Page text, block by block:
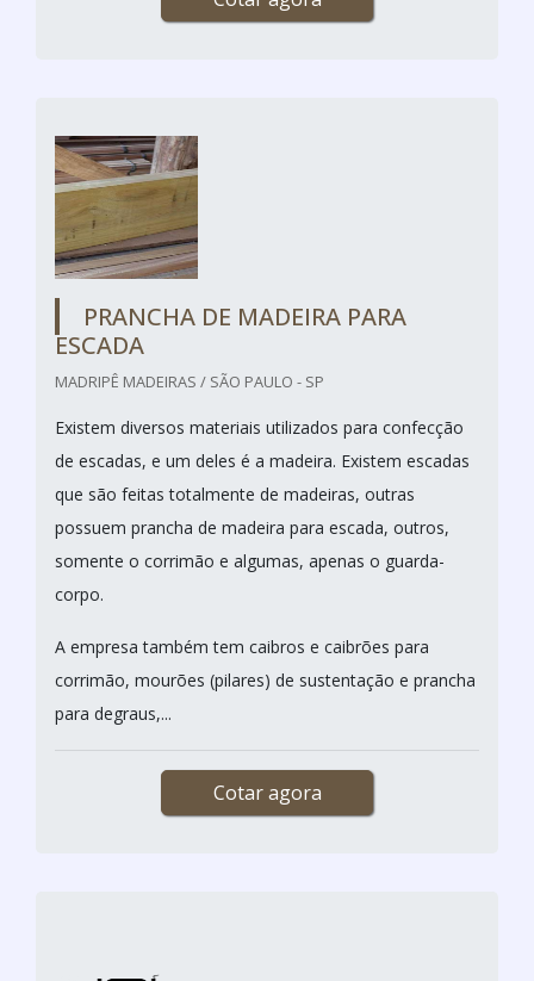
PRANCHA DE MADEIRA PARA
ESCADA
MADRIPÊ MADEIRAS / SÃO PAULO - SP
Existem diversos materiais utilizados para confecção
de escadas, e um deles é a madeira. Existem escadas
que são feitas totalmente de madeiras, outras
possuem prancha de madeira para escada, outros,
somente o corrimão e algumas, apenas o guarda-
corpo.
A empresa também tem caibros e caibrões para
corrimão, mourões (pilares) de sustentação e prancha
para degraus,...
Cotar agora